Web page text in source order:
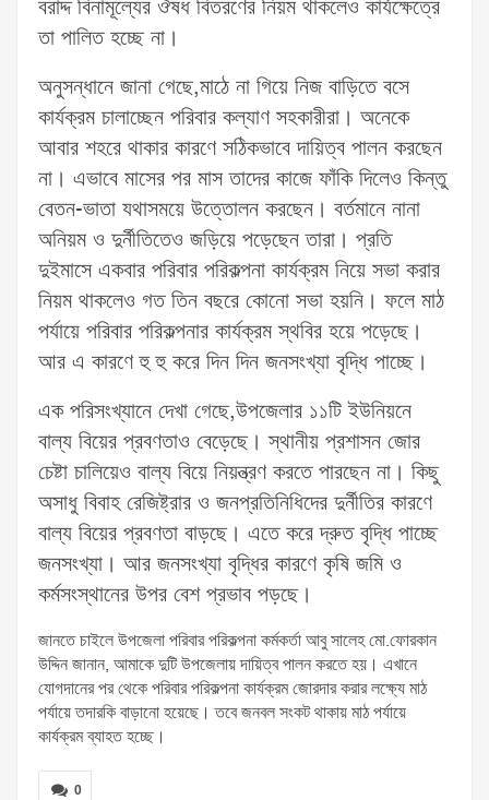
বরাদ্দ বিনামূল্যের ঔষধ বিতরণের নিয়ম থাকলেও কার্যক্ষেত্রে
তা পালিত হচ্ছে না।
অনুসন্ধানে জানা গেছে,মাঠে না গিয়ে নিজ বাড়িতে বসে
কার্যক্রম চালাচ্ছেন পরিবার কল্যাণ সহকারীরা। অনেকে
আবার শহরে থাকার কারণে সঠিকভাবে দায়িত্ব পালন করছেন
না। এভাবে মাসের পর মাস তাদের কাজে ফাঁকি দিলেও কিন্তু
বেতন-ভাতা যথাসময়ে উত্তোলন করছেন। বর্তমানে নানা
অনিয়ম ও দুর্নীতিতেও জড়িয়ে পড়েছেন তারা। প্রতি
দুইমাসে একবার পরিবার পরিকল্পনা কার্যক্রম নিয়ে সভা করার
নিয়ম থাকলেও গত তিন বছরে কোনো সভা হয়নি। ফলে মাঠ
পর্যায়ে পরিবার পরিকল্পনার কার্যক্রম স্থবির হয়ে পড়েছে।
আর এ কারণে হু হু করে দিন দিন জনসংখ্যা বৃদ্ধি পাচ্ছে।
এক পরিসংখ্যানে দেখা গেছে,উপজেলার ১১টি ইউনিয়নে
বাল্য বিয়ের প্রবণতাও বেড়েছে। স্থানীয় প্রশাসন জোর
চেষ্টা চালিয়েও বাল্য বিয়ে নিয়ন্ত্রণ করতে পারছেন না। কিছু
অসাধু বিবাহ রেজিষ্ট্রার ও জনপ্রতিনিধিদের দুর্নীতির কারণে
বাল্য বিয়ের প্রবণতা বাড়ছে। এতে করে দ্রুত বৃদ্ধি পাচ্ছে
জনসংখ্যা। আর জনসংখ্যা বৃদ্ধির কারণে কৃষি জমি ও
কর্মসংস্থানের উপর বেশ প্রভাব পড়ছে।
জানতে চাইলে উপজেলা পরিবার পরিকল্পনা কর্মকর্তা আবু সালেহ মো.ফোরকান
উদ্দিন জানান, আমাকে দুটি উপজেলায় দায়িত্ব পালন করতে হয়। এখানে
যোগদানের পর থেকে পরিবার পরিকল্পনা কার্যক্রম জোরদার করার লক্ষ্যে মাঠ
পর্যায়ে তদারকি বাড়ানো হয়েছে। তবে জনবল সংকট থাকায় মাঠ পর্যায়ে
কার্যক্রম ব্যাহত হচ্ছে।
0